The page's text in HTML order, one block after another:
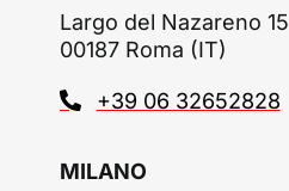
Largo del Nazareno 15
00187 Roma (IT)
+39 06 32652828
MILANO